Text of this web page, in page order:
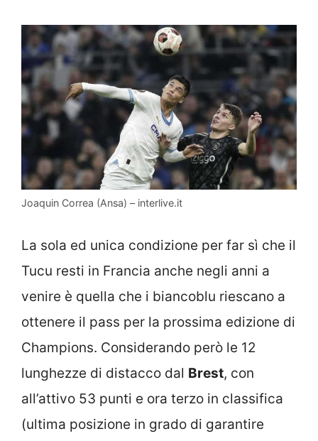
Joaquin Correa (Ansa) – interlive.it
La sola ed unica condizione per far sì che il
Tucu resti in Francia anche negli anni a
venire è quella che i biancoblu riescano a
ottenere il pass per la prossima edizione di
Champions. Considerando però le 12
lunghezze di distacco dal Brest, con
all’attivo 53 punti e ora terzo in classifica
(ultima posizione in grado di garantire